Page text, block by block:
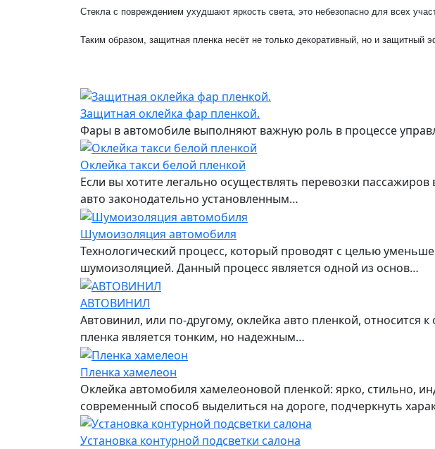
Стекла с повреждением ухудшают яркость света, это небезопасно для всех
Таким образом, защитная пленка несёт не только декоративный, но и защитный
Защитная оклейка фар пленкой.
Фары в автомобиле выполняют важную роль в процессе
Оклейка такси белой пленкой
Если вы хотите легально осуществлять перевозки
авто законодательно установленным…
Шумоизоляция автомобиля
Технологический процесс, который проводят с целью
шумоизоляцией. Данный процесс является одной из основ…
АВТОВИНИЛ
Автовинил, или по-другому, оклейка авто пленкой,
пленка является тонким, но надежным…
Пленка хамелеон
Оклейка автомобиля хамелеоновой пленкой: ярко, стильно,
современный способ выделиться на дороге, подчеркнуть
Установка контурной подсветки салона